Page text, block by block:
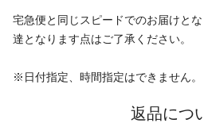
宅急便と同じスピードでのお届けと
達となります点はご了承ください。
※日付指定、時間指定はできません。
返品につ